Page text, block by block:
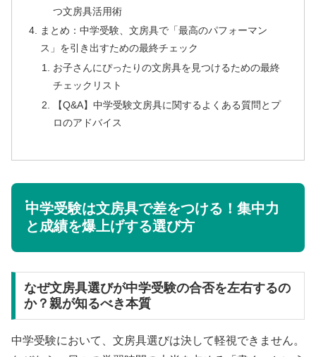
つ文房具活用術
まとめ：中学受験、文房具で「最高のパフォーマン
ス」を引き出すための最終チェック
お子さんにぴったりの文房具を見つけるための最終
チェックリスト
【Q&A】中学受験文房具に関するよくある質問とプ
ロのアドバイス
中学受験は文房具で差をつける！集中力
と成績を爆上げする選び方
なぜ文房具選びが中学受験の合否を左右するの
か？親が知るべき本質
中学受験において、文房具選びは決して軽視できません。